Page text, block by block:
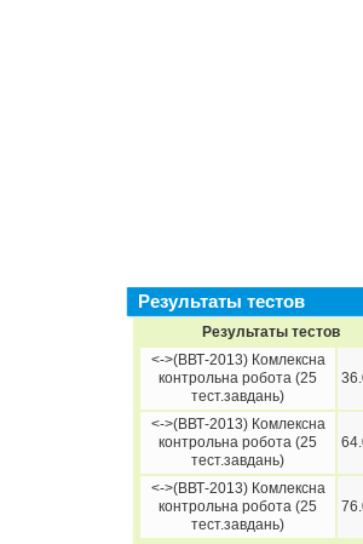
Результаты тестов
Результаты тестов
<->(ВВТ-2013) Комлексна
контрольна робота (25
тест.завдань)
<->(ВВТ-2013) Комлексна
контрольна робота (25
тест.завдань)
<->(ВВТ-2013) Комлексна
контрольна робота (25
тест.завдань)